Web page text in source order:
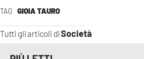
TAG GIOIA TAURO
Tutti gli articoli diSocietà